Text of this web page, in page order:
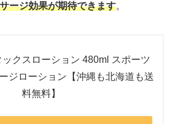
ージ効果が期待できます。
クスローション 480ml スポーツ
ジローション【沖縄も北海道も送
料無料】